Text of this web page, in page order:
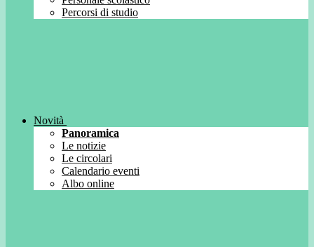
Percorsi di studio
Novità
Panoramica
Le notizie
Le circolari
Calendario eventi
Albo online